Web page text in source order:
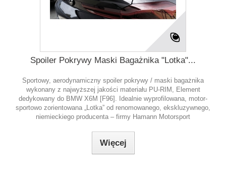
Spoiler Pokrywy Maski Bagażnika "Lotka"...
Sportowy, aerodynamiczny spoiler pokrywy / maski bagażnika
wykonany z najwyższej jakości materiału PU-RIM, Element
dedykowany do BMW X6M [F96]. Idealnie wyprofilowana, motor-
sportowo zorientowana „Lotka” od renomowanego, ekskluzywnego,
niemieckiego producenta – firmy Hamann Motorsport
Więcej